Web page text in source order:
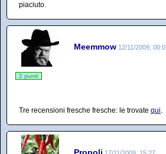
piaciuto.
Meemmow 12/11/2009,
2 punti
Tre recensioni fresche fresche: le trovate qui.
Propoli